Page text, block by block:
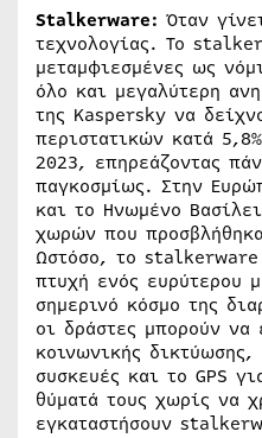
Stalkerware: Όταν
τεχνολογίας. Το
μεταμφιεσμένες ως
όλο και μεγαλύτερη
της Kaspersky να
περιστατικών κατά
2023, επηρεάζοντας
παγκοσμίως. Στην
και το Ηνωμένο
χωρών που
Ωστόσο, το stalkerware
πτυχή ενός ευρύτερου
σημερινό κόσμο της
οι δράστες μπορούν να
κοινωνικής δικτύωσης,
συσκευές και το GPS
θύματά τους χωρίς να
εγκαταστήσουν